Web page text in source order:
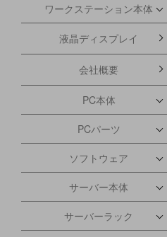
ワークステーション本体
液晶ディスプレイ
会社概要
PC本体
PCパーツ
ソフトウェア
サーバー本体
サーバーラック